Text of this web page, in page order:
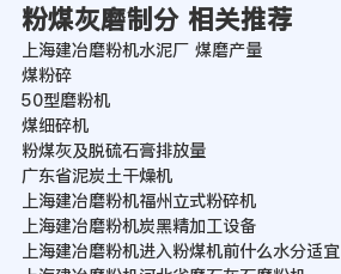
粉煤灰磨制分 相关推荐
上海建冶磨粉机水泥厂 煤磨产量
煤粉碎
50型磨粉机
煤细碎机
粉煤灰及脱硫石膏排放量
广东省泥炭土干燥机
上海建冶磨粉机福州立式粉碎机
上海建冶磨粉机炭黑精加工设备
上海建冶磨粉机进入粉煤机前什么水分适宜